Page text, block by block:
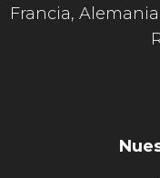
Francia,